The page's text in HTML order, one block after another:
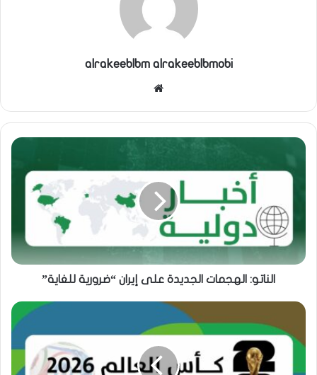
alrakeeblbm alrakeeblbmobi
الناتو: الهجمات الجديدة على إيران “ضرورية للغاية”